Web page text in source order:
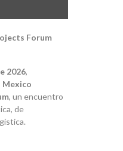
Forum
2026,
Mexico
, un encuentro
de